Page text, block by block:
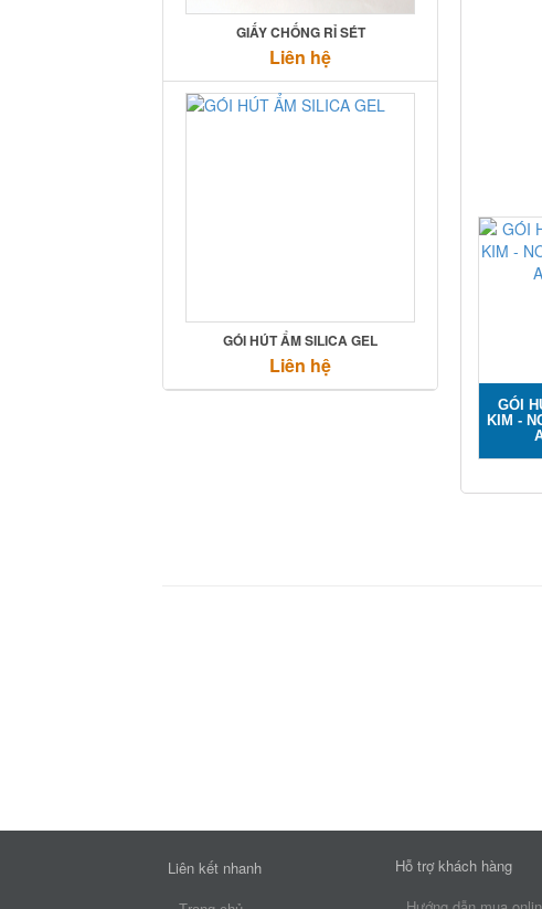
GIẤY CHỐNG RỈ SÉT
Liên hệ
GÓI HÚT ẨM SILICA GEL
Liên hệ
GÓI
KIM -
Liên kết nhanh
Hỗ trợ khách hàng